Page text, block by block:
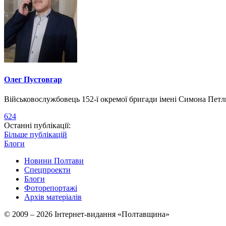
Олег Пустовгар
Військовослужбовець 152-ї окремої бригади імені Симона
624
Останні публікації:
Більше публікацій
Блоги
Новини Полтави
Спецпроекти
Блоги
Фоторепортажі
Архів матеріалів
© 2009 – 2026 Інтернет-видання «Полтавщина»